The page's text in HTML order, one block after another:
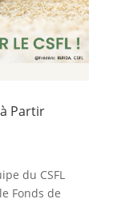
Partir
du CSFL
Fonds de